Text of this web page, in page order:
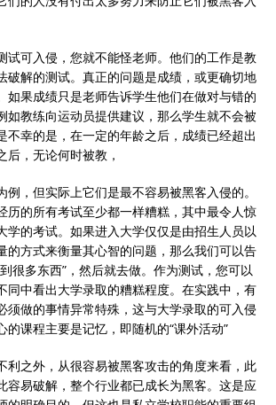
试可入侵，您就不能怪老师。他们的工作是教
破解的测试。真正的问题是成绩，或更确切地
如果成绩只是老师告诉学生他们在做对与错的
如教练向运动员提供建议，那么学生就不会被
不幸的是，在一定的年龄之后，成绩已经超出
后，无论何时被教，
例，但实际上它们是最不容易被黑客入侵的。
历的所有考试至少都一样糟糕，其中最令人惊
学的考试。如果进入大学仅仅是由招生人员以
的方式来衡量其心智的问题，那么我们可以告
很多东西”，然后就去做。作为测试，您可以
同中看出大学录取的糟糕程度。在实践中，有
须做的事情异常特殊，这与大学录取的可入侵
的课程主要是记忆，即随机的“课外活动”
利之外，从很容易被黑客攻击的角度来看，此
容易破解，整个行业都已成长为黑客。这是应